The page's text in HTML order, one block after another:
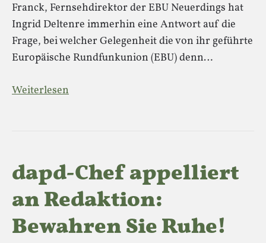
Franck, Fernsehdirektor der EBU Neuerdings hat
Ingrid Deltenre immerhin eine Antwort auf die
Frage, bei welcher Gelegenheit die von ihr geführte
Europäische Rundfunkunion (EBU) denn…
Weiterlesen
dapd-Chef appelliert
an Redaktion:
Bewahren Sie Ruhe!